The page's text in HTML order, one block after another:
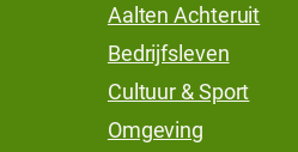
Aalten Achteruit
Bedrijfsleven
Cultuur & Sport
Omgeving